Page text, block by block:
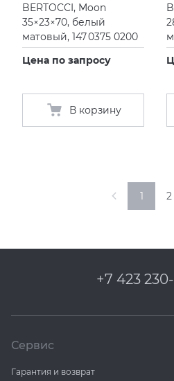
BERTOCCI, Moon
35×23×70, белый
матовый, 147 0375 0200
Цена по запросу
В корзину
1 2
+7 423
Сервис
Гарантия и возврат